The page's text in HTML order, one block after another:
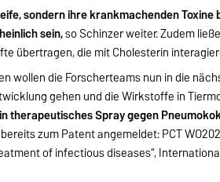
sondern ihre krankmachenden
sein,so Schinzer weiter. Zudem
übertragen, die mit Cholesterin
wollen die Forscherteams nun in die
gehen und die Wirkstoffe in
therapeutisches Spray gegen
zum Patent angemeldet: PCT
of infectious diseases“,